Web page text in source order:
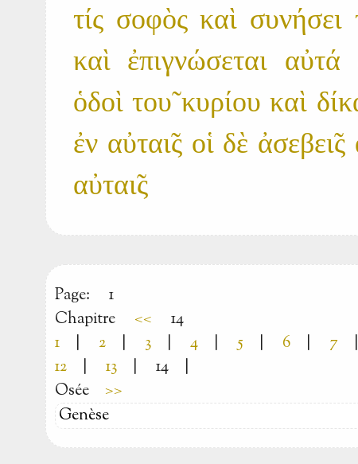
τίς σοφὸς καὶ
καὶ ἐπιγνώσεται αὐτά
ὁδοὶ του̃ κυρίου καὶ
ἐν αὐται̃ς οἱ δὲ
αὐται̃ς
Page:
1
Chapitre
<<
14
1
| 2 | 3 | 4 | 5 | 6 | 7 |
12
| 13 | 14
|
Osée
>>